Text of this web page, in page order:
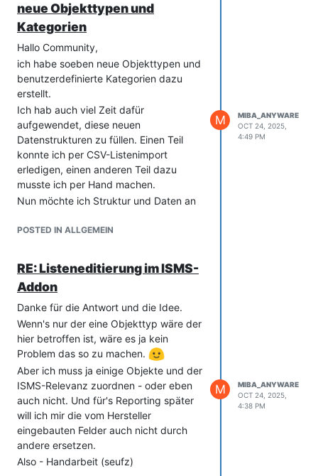
kann mir jemand sagen wie?
neue Objekttypen und
Kategorien
Hallo Community,
ich habe soeben neue Objekttypen und
benutzerdefinierte Kategorien dazu
erstellt.
Ich hab auch viel Zeit dafür
aufgewendet, diese neuen
Datenstrukturen zu füllen. Einen Teil
konnte ich per CSV-Listenimport
erledigen, einen anderen Teil dazu
musste ich per Hand machen.
Nun möchte ich Struktur und Daten an
laufendes i-doit schon länger betreibt.
Datenstruktur exportieren.
Datensatz exportieren.
Und zwar so, dass beim Import auf
der Gegenseite keine Sys_IDs,
Ersteller,... überschrieben werden.
Ist das einfach zu bewerkstelligen?
(xml-Export der Objekte mit nur
wenigen Feldern, soll dann beim Import
automatsch erzeugt werden)
Oder muss mein Bekannter die
Datenstruktur manuell nachbilden und
ich versuche, die Daten in eine CSV-
Export aus der Listenansicht zu
exportieren, die er dann wieder
POSTED IN ALLGEMEIN
M
MIBA_ANYWARE
OCT 24, 2025,
4:49 PM
RE: Listeneditierung im ISMS-
Addon
Danke für die Antwort und die Idee.
Wenn's nur der eine Objekttyp wäre der
hier betroffen ist, wäre es ja kein
Problem das so zu machen.
Aber ich muss ja einige Objekte und der
ISMS-Relevanz zuordnen - oder eben
auch nicht. Und für's Reporting später
will ich mir die vom Hersteller
eingebauten Felder auch nicht durch
andere ersetzen.
Also - Handarbeit (seufz)
M
MIBA_ANYWARE
OCT 24, 2025,
4:38 PM